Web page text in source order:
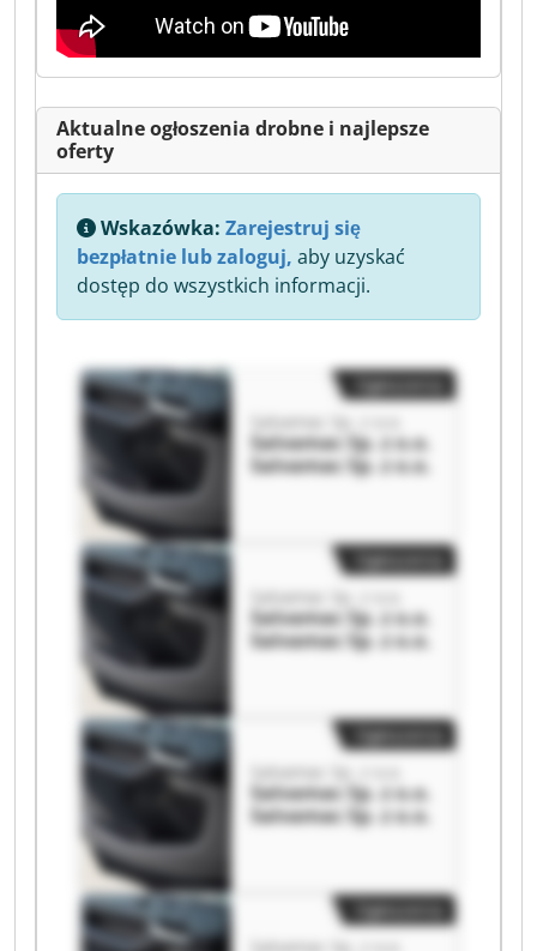
Aktualne ogłoszenia drobne i najlepsze
oferty
Wskazówka: Zarejestruj się
bezpłatnie lub zaloguj, aby uzyskać
dostęp do wszystkich informacji.
Salvamac Sp. z o.o.
Salvamac Sp. z o.o.
Salvamac Sp. z o.o.
Salvamac Sp. z o.o.
Salvamac Sp. z o.o.
Salvamac Sp. z o.o.
Salvamac Sp. z o.o.
Salvamac Sp. z o.o.
Salvamac Sp. z o.o.